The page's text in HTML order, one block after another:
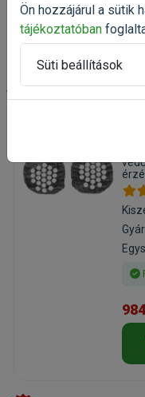
-20%
Ön hozzájárul a sütik
tájékoztatóban
Süti beállítások